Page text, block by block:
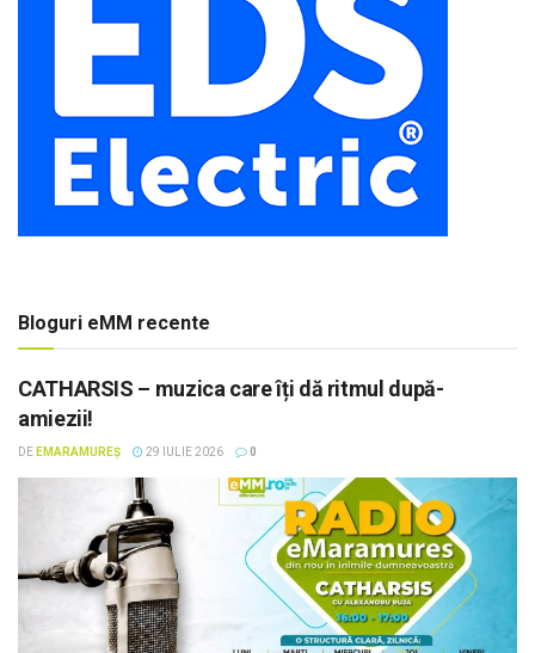
Bloguri eMM recente
CATHARSIS – muzica care îți dă ritmul după-
amiezii!
DE EMARAMUREȘ 29 IULIE 2026 0